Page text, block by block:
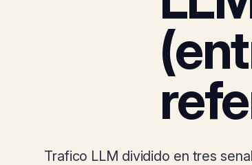
Trafico LLM dividido en tres